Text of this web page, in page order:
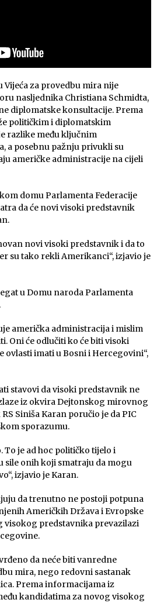
Vijeća za provedbu mira nije
nasljednika Christiana Schmidta,
diplomatske konsultacije. Prema
političkim i diplomatskim
razlike među ključnim
a posebnu pažnju privukli su
američke administracije na cijeli
domu Parlamenta Federacije
da će novi visoki predstavnik
novi visoki predstavnik i da to
su tako rekli Amerikanci“, izjavio je
u Domu naroda Parlamenta
američka administracija i mislim
Oni će odlučiti ko će biti visoki
ovlasti imati u Bosni i Hercegovini“,
stavovi da visoki predstavnik ne
iz okvira Dejtonskog mirovnog
Siniša Karan poručio je da PIC
sporazumu.
To je ad hoc političko tijelo i
sile onih koji smatraju da mogu
izjavio je Karan.
da trenutno ne postoji potpuna
Američkih Država i Evropske
visokog predstavnika prevazilazi
da neće biti vanredne
mira, nego redovni sastanak
Prema informacijama iz
kandidatima za novog visokog